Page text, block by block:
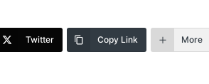
Twitter Copy Link More